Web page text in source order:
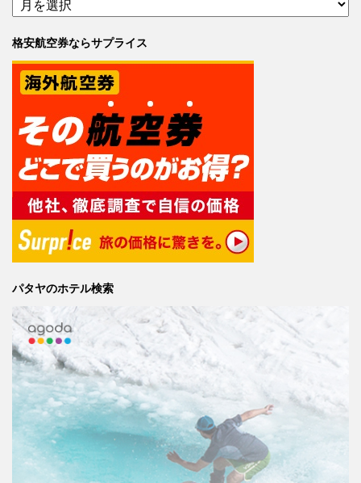
格安航空券ならサプライス
パタヤのホテル検索